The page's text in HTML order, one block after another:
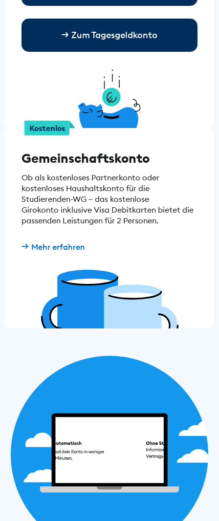
Zum Tagesgeldkonto
Kostenlos
Gemeinschaftskonto
Ob als kostenloses Partnerkonto oder
kostenloses Haushaltskonto für die
Studierenden-WG – das kostenlose
Girokonto inklusive Visa Debitkarten bietet die
passenden Leistungen für 2 Personen.
Mehr erfahren